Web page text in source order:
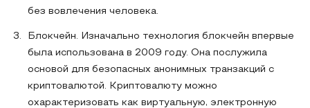
без вовлечения человека.
Блокчейн. Изначально технология блокчейн впервые
была использована в 2009 году. Она послужила
основой для безопасных анонимных транзакций с
криптовалютой. Криптовалюту можно
охарактеризовать как виртуальную, электронную